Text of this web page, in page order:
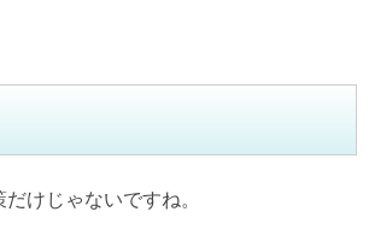
けじゃないですね。